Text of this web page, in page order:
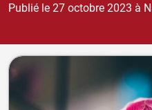
Publié le 27 octobre 2023 à